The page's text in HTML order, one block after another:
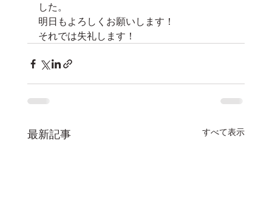
した。
明日もよろしくお願いします！
それでは失礼します！
最新記事 すべて表示